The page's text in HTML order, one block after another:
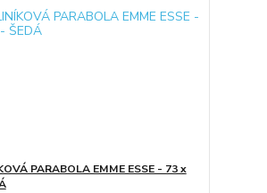
PARABOLA EMME ESSE - 73 x